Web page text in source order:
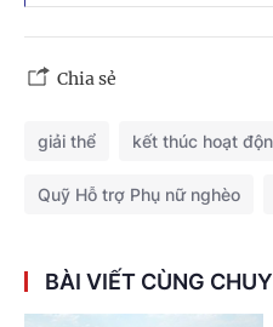
Chia sẻ
giải thể kết thúc hoạt
Quỹ Hỗ trợ Phụ nữ nghèo
BÀI VIẾT CÙNG